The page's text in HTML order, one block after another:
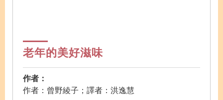
老年的美好滋味
作者：
作者：曾野綾子；譯者：洪逸慧